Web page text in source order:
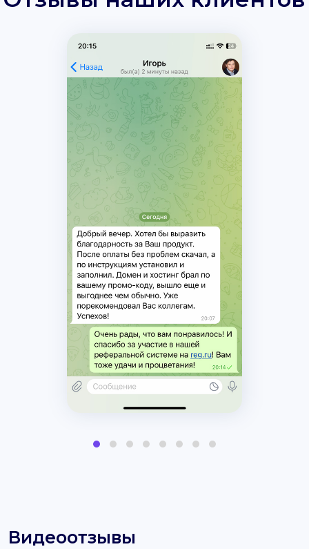
Видеоотзывы